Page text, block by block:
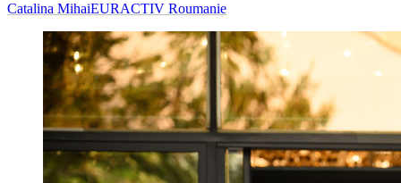
Catalina MihaiEURACTIV Roumanie